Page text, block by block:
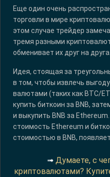
Еще один очень
торговли в мире
этом случае трейдер
тремя разными
обменивает их друг на друга.
Идея, стоящая за
в том, чтобы извлечь
валютами (таких как BTC/
купить биткоин за BNB,
и выкупить BNB за
стоимость Ethereum и
стоимостью в BNB,
➟ Думаете, с
криптовалютами?